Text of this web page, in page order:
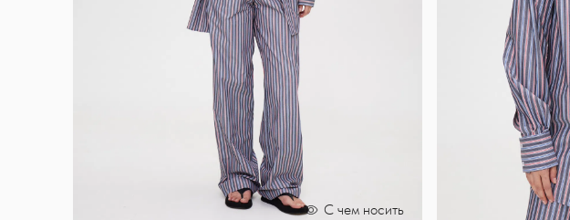
С чем носить